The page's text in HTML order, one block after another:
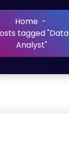
Home -
tagged "Data
Analyst"